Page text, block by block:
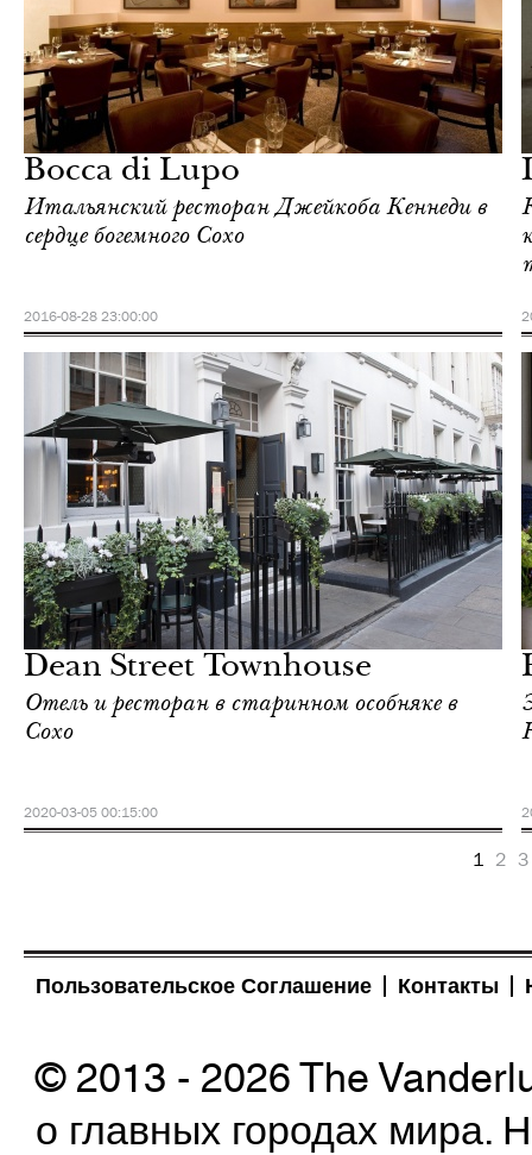
Bocca di Lupo
Итальянский ресторан Джейкоба Кеннеди в
сердце богемного Сохо
2016-08-28 23:00:00
Dean Street Townhouse
Отель и ресторан в старинном особняке в
Сохо
2020-03-05 00:15:00
1 2 3
Пользовательское Соглашение Контакты
© 2013 - 2026 The
о главных городах